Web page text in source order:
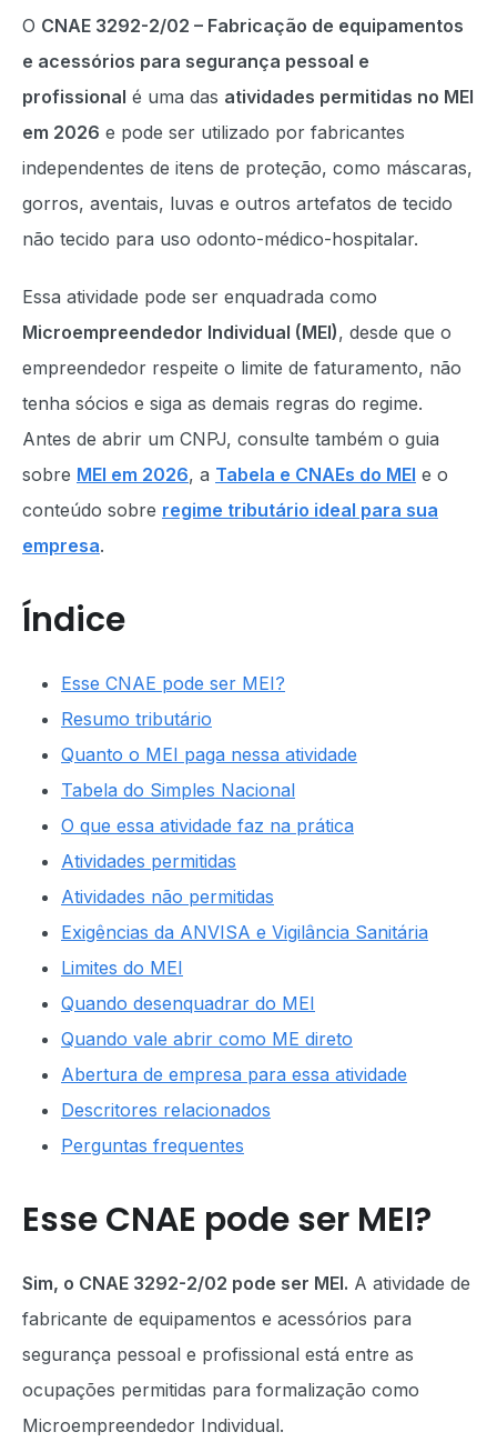
O CNAE 3292-2/02 – Fabricação de equipamentos
e acessórios para segurança pessoal e
profissional é uma das atividades permitidas no MEI
em 2026 e pode ser utilizado por fabricantes
independentes de itens de proteção, como máscaras,
gorros, aventais, luvas e outros artefatos de tecido
não tecido para uso odonto-médico-hospitalar.
Essa atividade pode ser enquadrada como
Microempreendedor Individual (MEI), desde que o
empreendedor respeite o limite de faturamento, não
tenha sócios e siga as demais regras do regime.
Antes de abrir um CNPJ, consulte também o guia
sobre MEI em 2026, a Tabela e CNAEs do MEI e o
conteúdo sobre regime tributário ideal para sua
empresa.
Índice
Esse CNAE pode ser MEI?
Resumo tributário
Quanto o MEI paga nessa atividade
Tabela do Simples Nacional
O que essa atividade faz na prática
Atividades permitidas
Atividades não permitidas
Exigências da ANVISA e Vigilância Sanitária
Limites do MEI
Quando desenquadrar do MEI
Quando vale abrir como ME direto
Abertura de empresa para essa atividade
Descritores relacionados
Perguntas frequentes
Esse CNAE pode ser MEI?
Sim, o CNAE 3292-2/02 pode ser MEI. A atividade de
fabricante de equipamentos e acessórios para
segurança pessoal e profissional está entre as
ocupações permitidas para formalização como
Microempreendedor Individual.